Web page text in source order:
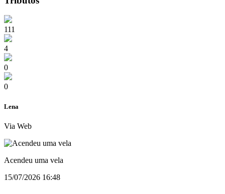
111
4
0
0
Lena
Via Web
Acendeu uma vela
15/07/2026 16:48